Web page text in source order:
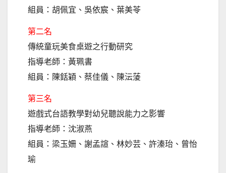
組員：胡佩宜、吳依宸、葉美苓
第二名
傳統童玩美食桌遊之行動研究
指導老師：黃珮書
組員：陳銛穎、蔡佳儀、陳沄蔆
第三名
遊戲式台語教學對幼兒聽說能力之影響
指導老師：沈淑燕
組員：梁玉姍、謝孟諠、林妙芸、許溱珆、曾怡
瑜